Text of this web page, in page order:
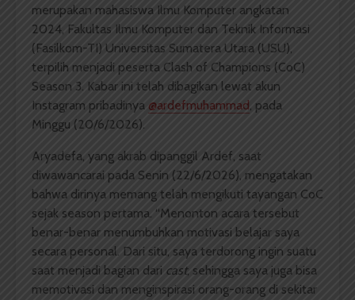
merupakan mahasiswa Ilmu Komputer angkatan
2024, Fakultas Ilmu Komputer dan Teknik Informasi
(Fasilkom-TI) Universitas Sumatera Utara (USU),
terpilih menjadi peserta Clash of Champions (CoC)
Season 3. Kabar ini telah dibagikan lewat akun
Instagram pribadinya @ardefmuhammad, pada
Minggu (20/6/2026).
Aryadefa, yang akrab dipanggil Ardef, saat
diwawancarai pada Senin (22/6/2026), mengatakan
bahwa dirinya memang telah mengikuti tayangan CoC
sejak season pertama. “Menonton acara tersebut
benar-benar menumbuhkan motivasi belajar saya
secara personal. Dari situ, saya terdorong ingin suatu
saat menjadi bagian dari cast, sehingga saya juga bisa
memotivasi dan menginspirasi orang-orang di sekitar